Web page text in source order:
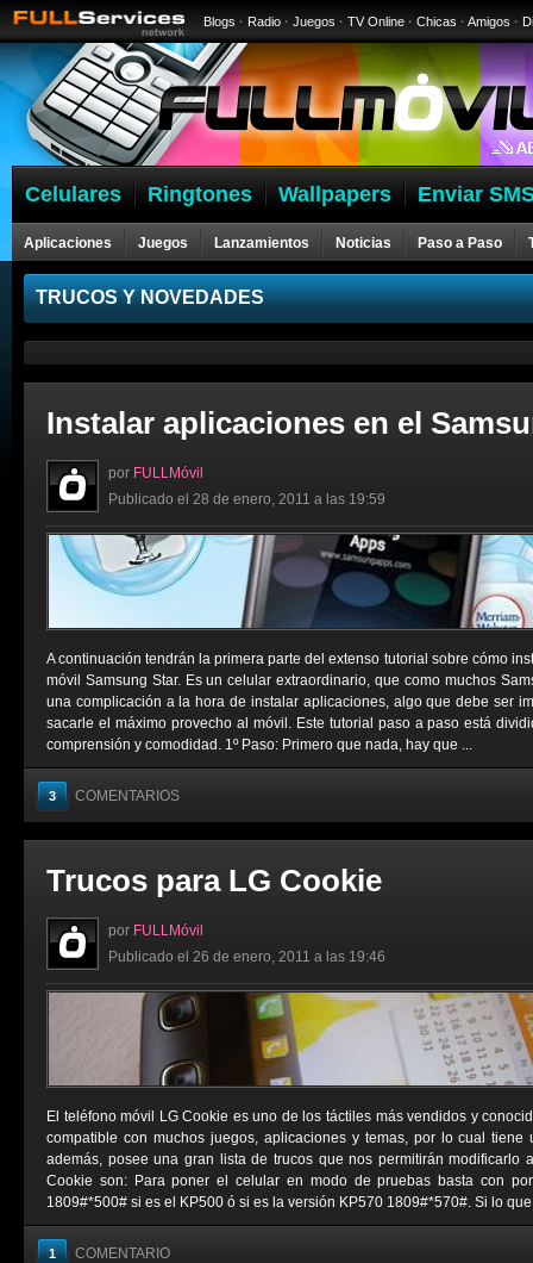
Blogs · Radio · Juegos · TV Online · Chicas · Amigos ·
Celulares Ringtones Wallpapers Enviar
Aplicaciones Juegos Lanzamientos Noticias Paso a Paso
Celulares
TRUCOS Y NOVEDADES
Instalar aplicaciones en el
por FULLMóvil
Publicado el 28 de enero, 2011 a las 19:59
A continuación tendrán la primera parte del extenso tutorial sobre cómo
móvil Samsung Star. Es un celular extraordinario, que como muchos
una complicación a la hora de instalar aplicaciones, algo que debe ser
sacarle el máximo provecho al móvil. Este tutorial paso a paso está
comprensión y comodidad. 1º Paso: Primero que nada, hay que ...
3 COMENTARIOS
Trucos para LG Cookie
por FULLMóvil
Publicado el 26 de enero, 2011 a las 19:46
El teléfono móvil LG Cookie es uno de los táctiles más vendidos y
compatible con muchos juegos, aplicaciones y temas, por lo cual
además, posee una gran lista de trucos que nos permitirán modificarlo
Cookie son: Para poner el celular en modo de pruebas basta con
1809#*500# si es el KP500 ó si es la versión KP570 1809#*570#. Si lo que
1 COMENTARIO